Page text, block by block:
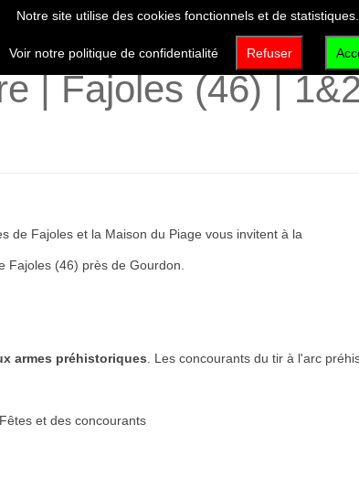
VISITER DÉCOUVRIR QUI SOMMES-
| Fajoles (46) |
de Fajoles et la Maison du Piage vous invitent à la
Fajoles (46) près de Gourdon.
armes préhistoriques . Les concourants du tir à l'arc
et des concourants
Notre site utilise des cookies fonctionnels et de statistiques.
Voir notre politique de confidentialité Refuser